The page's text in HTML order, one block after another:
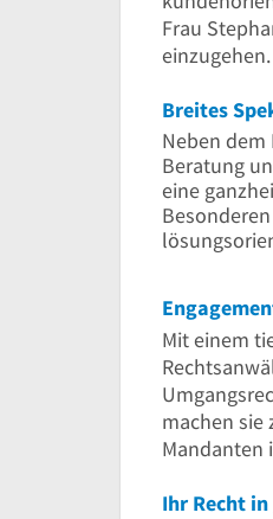
Frau
einzugehen.
Breites
Neben
Beratung
eine
Mit einem
machen sie
Mandanten
Ihr Recht